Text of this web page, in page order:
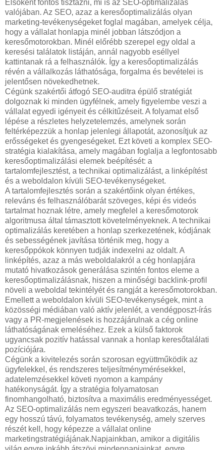
Elsőként fontos tisztázni, mi is az SEO-optimalizálás
valójában. Az SEO, azaz a keresőoptimalizálás olyan
marketing-tevékenységeket foglal magában, amelyek célja,
hogy a vállalat honlapja minél jobban látszódjon a
keresőmotorokban. Minél előrébb szerepel egy oldal a
keresési találatok listáján, annál nagyobb eséllyel
kattintanak rá a felhasználók. Így a keresőoptimalizálás
révén a vállalkozás láthatósága, forgalma és bevételei is
jelentősen növekedhetnek.
Cégünk szakértői átfogó SEO-auditra épülő stratégiát
dolgoznak ki minden ügyfélnek, amely figyelembe veszi a
vállalat egyedi igényeit és célkitűzéseit. A folyamat első
lépése a részletes helyzetelemzés, amelynek során
feltérképezzük a honlap jelenlegi állapotát, azonosítjuk az
erősségeket és gyengeségeket. Ezt követi a komplex SEO-
stratégia kialakítása, amely magában foglalja a legfontosabb
keresőoptimalizálási elemek beépítését: a
tartalomfejlesztést, a technikai optimalizálást, a linképítést
és a weboldalon kívüli SEO-tevékenységeket.
A tartalomfejlesztés során a szakértőink olyan értékes,
releváns és felhasználóbarát szöveges, képi és videós
tartalmat hoznak létre, amely megfelel a keresőmotorok
algoritmusa által támasztott követelményeknek. A technikai
optimalizálás keretében a honlap szerkezetének, kódjának
és sebességének javítása történik meg, hogy a
keresőppókok könnyen tudják indexelni az oldalt. A
linképítés, azaz a más weboldalakról a cég honlapjára
mutató hivatkozások generálása szintén fontos eleme a
keresőoptimalizálásnak, hiszen a minőségi backlink-profil
növeli a weboldal tekintélyét és rangját a keresőmotorokban.
Emellett a weboldalon kívüli SEO-tevékenységek, mint a
közösségi médiában való aktív jelenlét, a vendégposzt-írás
vagy a PR-megjelenések is hozzájárulnak a cég online
láthatóságának emeléséhez. Ezek a külső faktorok
ugyancsak pozitív hatással vannak a honlap keresőtalálati
pozíciójára.
Cégünk a kivitelezés során szorosan együttműködik az
ügyfelekkel, és rendszeres teljesítménymérésekkel,
adatelemzésekkel követi nyomon a kampány
hatékonyságát. Így a stratégia folyamatosan
finomhangolható, biztosítva a maximális eredményességet.
Az SEO-optimalizálás nem egyszeri beavatkozás, hanem
egy hosszú távú, folyamatos tevékenység, amely szerves
részét kell, hogy képezze a vállalat online
marketingstratégiájának.Napjainkban, amikor a digitális